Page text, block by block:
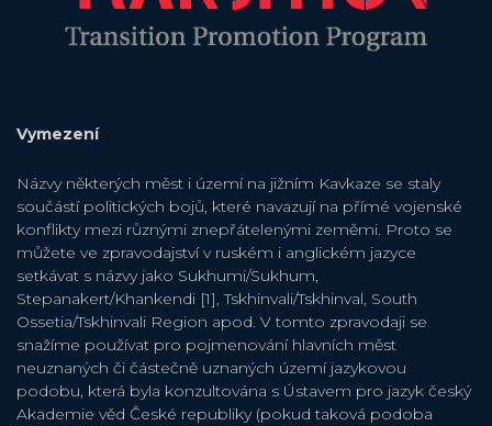
Vymezení
Názvy některých měst i území na jižním Kavkaze se staly
součástí politických bojů, které navazují na přímé vojenské
konflikty mezi různými znepřátelenými zeměmi. Proto se
můžete ve zpravodajství v ruském i anglickém jazyce
setkávat s názvy jako Sukhumi/Sukhum,
Stepanakert/Khankendi [1], Tskhinvali/Tskhinval, South
Ossetia/Tskhinvali Region apod. V tomto zpravodaji se
snažíme používat pro pojmenování hlavních měst
neuznaných či částečně uznaných území jazykovou
podobu, která byla konzultována s Ústavem pro jazyk český
Akademie věd České republiky (pokud taková podoba